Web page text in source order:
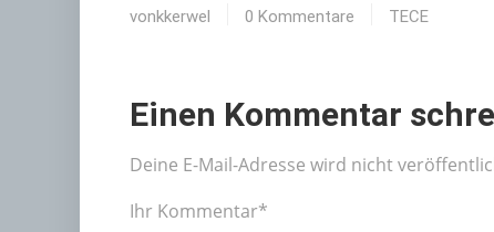
vonkkerwel 0 Kommentare TECE
Einen Kommentar
Deine E-Mail-Adresse wird nicht
Ihr Kommentar*